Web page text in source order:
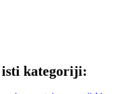
isti kategoriji: